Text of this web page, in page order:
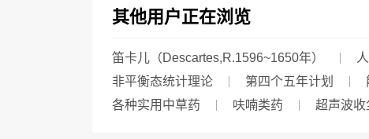
其他用户正在浏览
笛卡儿（Descartes,R.1596~1650年）
非平衡态统计理论
第四个五年计划
各种实用中草药
呋喃类药 超声波收